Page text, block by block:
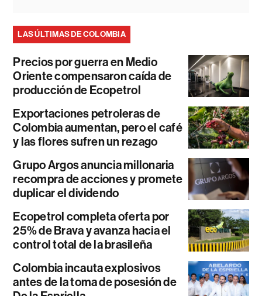
LAS ÚLTIMAS DE COLOMBIA
Precios por guerra en Medio
Oriente compensaron caída de
producción de Ecopetrol
Exportaciones petroleras de
Colombia aumentan, pero el café
y las flores sufren un rezago
Grupo Argos anuncia millonaria
recompra de acciones y promete
duplicar el dividendo
Ecopetrol completa oferta por
25% de Brava y avanza hacia el
control total de la brasileña
Colombia incauta explosivos
antes de la toma de posesión de